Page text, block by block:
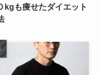
kgも痩せたダイエット